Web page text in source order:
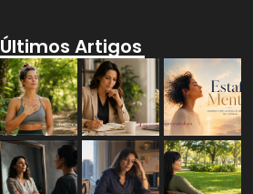
Últimos Artigos